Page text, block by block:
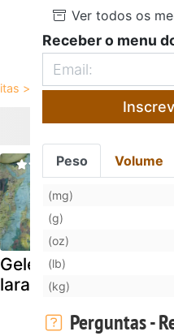
Geléia de
laranja kinkan
Ver todos os
Receber o menu
Peso Volume
(mg)
(g)
(oz)
(lb)
(kg)
Perguntas -